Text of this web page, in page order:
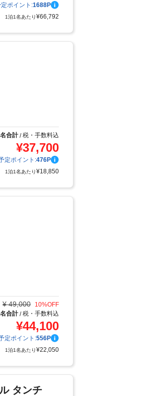
ポイント:1688P
1泊1名あたり¥66,792
合計/税・手数料込
¥37,700
定ポイント:476P
1泊1名あたり¥18,850
¥ 49,000 10%OFF
合計/税・手数料込
¥44,100
定ポイント:556P
1泊1名あたり¥22,050
タンチ